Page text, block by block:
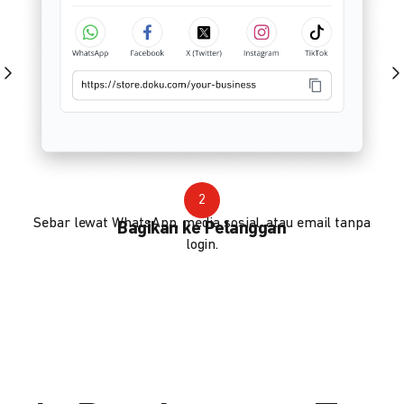
2
Bagikan ke Pelanggan
Sebar lewat WhatsApp, media sosial, atau email tanpa
login.